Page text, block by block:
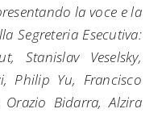
la voce e la
Segreteria Esecutiva:
Stanislav Veselsky,
Philip Yu, Francisco
Bidarra, Alzira